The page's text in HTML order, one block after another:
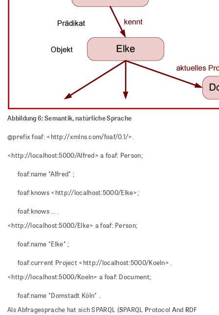
Abbildung 6: Semantik, natürliche Sprache
@prefix foaf: <http://xmlns.com/foaf/0.1/>.
<http://localhost:5000/Alfred> a foaf: Person;
foaf:name "Alfred" ;
foaf:knows <http://localhost:5000/Elke>;
foaf:knows … .
<http://localhost:5000/Elke> a foaf: Person;
foaf:name "Elke" ;
foaf:current Project <http://localhost:5000/Koeln> .
<http://localhost:5000/Koeln> a foaf: Document;
foaf:name "Domstadt Köln" .
Als Abfragesprache hat sich SPARQL (SPARQL Protocol And RDF